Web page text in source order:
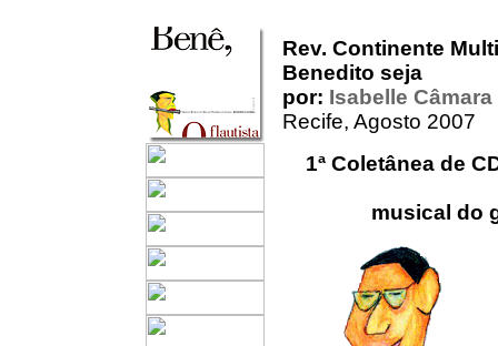
Rev. Continente
Benedito seja
por: Isabelle Câmara
Recife, Agosto 2007
1ª Coletânea de
musical do